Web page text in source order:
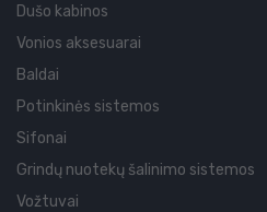
Dušo kabinos
Vonios aksesuarai
Baldai
Potinkinės sistemos
Sifonai
Grindų nuotekų šalinimo sistemos
Vožtuvai